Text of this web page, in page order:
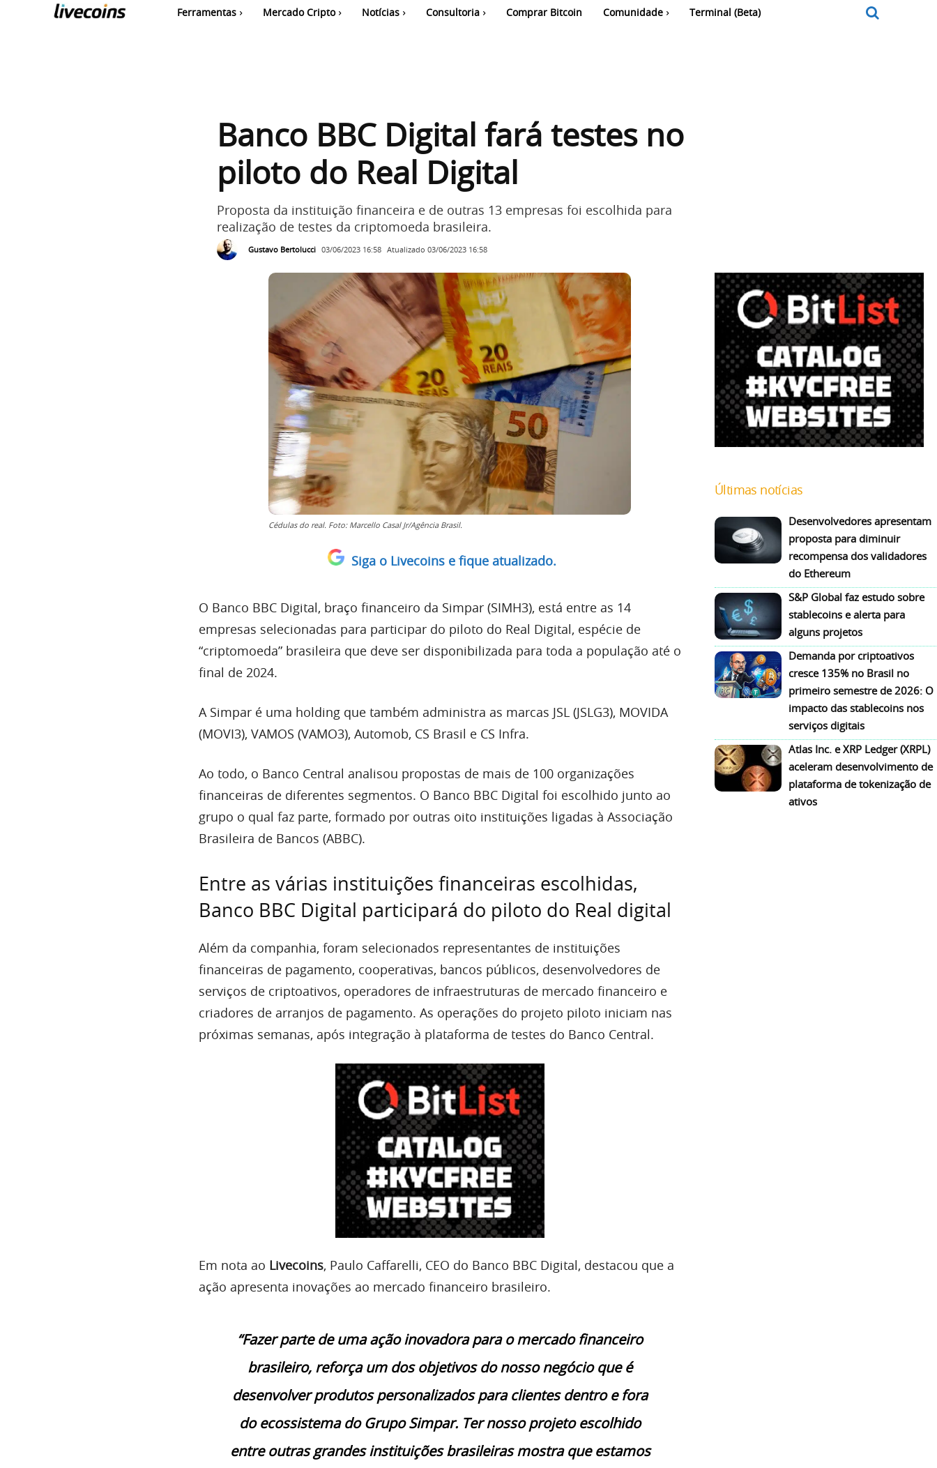
Ferramentas Mercado Cripto Notícias Consultoria Comprar Bitcoin Comunidade Terminal (Beta)
Banco BBC Digital fará testes no
piloto do Real Digital
Proposta da instituição financeira e de outras 13 empresas foi escolhida para
realização de testes da criptomoeda brasileira.
Gustavo Bertolucci 03/06/2023 16:58 Atualizado 03/06/2023 16:58
Cédulas do real. Foto: Marcello Casal Jr/Agência Brasil.
Siga o Livecoins e fique atualizado.
O Banco BBC Digital, braço financeiro da Simpar (SIMH3), está entre as 14
empresas selecionadas para participar do piloto do Real Digital, espécie de
“criptomoeda” brasileira que deve ser disponibilizada para toda a população até o
final de 2024.
A Simpar é uma holding que também administra as marcas JSL (JSLG3), MOVIDA
(MOVI3), VAMOS (VAMO3), Automob, CS Brasil e CS Infra.
Ao todo, o Banco Central analisou propostas de mais de 100 organizações
financeiras de diferentes segmentos. O Banco BBC Digital foi escolhido junto ao
grupo o qual faz parte, formado por outras oito instituições ligadas à Associação
Brasileira de Bancos (ABBC).
Entre as várias instituições financeiras escolhidas,
Banco BBC Digital participará do piloto do Real digital
Além da companhia, foram selecionados representantes de instituições
financeiras de pagamento, cooperativas, bancos públicos, desenvolvedores de
serviços de criptoativos, operadores de infraestruturas de mercado financeiro e
criadores de arranjos de pagamento. As operações do projeto piloto iniciam nas
próximas semanas, após integração à plataforma de testes do Banco Central.
Em nota ao Livecoins, Paulo Caffarelli, CEO do Banco BBC Digital, destacou que a
ação apresenta inovações ao mercado financeiro brasileiro.
“Fazer parte de uma ação inovadora para o mercado financeiro
brasileiro, reforça um dos objetivos do nosso negócio que é
desenvolver produtos personalizados para clientes dentro e fora
do ecossistema do Grupo Simpar. Ter nosso projeto escolhido
entre outras grandes instituições brasileiras mostra que estamos
Últimas notícias
Desenvolvedores apresentam
proposta para diminuir
recompensa dos validadores
do Ethereum
S&P Global faz estudo sobre
stablecoins e alerta para
alguns projetos
Demanda por criptoativos
cresce 135% no Brasil no
primeiro semestre de 2026: O
impacto das stablecoins nos
serviços digitais
Atlas Inc. e XRP Ledger (XRPL)
aceleram desenvolvimento de
plataforma de tokenização de
ativos